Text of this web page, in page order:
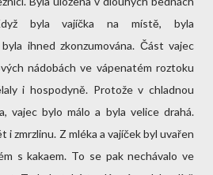
byla vajíčka na místě, byla
ihned zkonzumována. Část vajec
nádobách ve vápenatém roztoku
i hospodyně. Protože v chladnou
vajec bylo málo a byla velice drahá.
i zmrzlinu. Z mléka a vajíček byl uvařen
s kakaem. To se pak nechávalo ve